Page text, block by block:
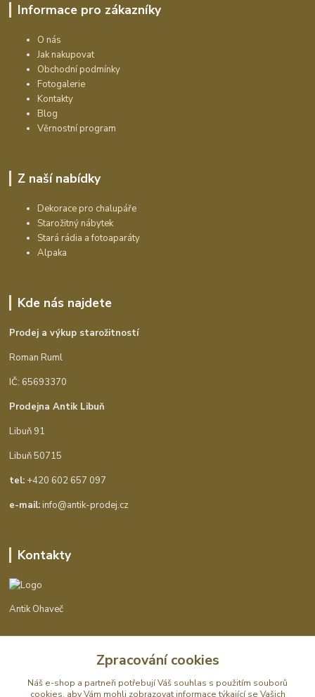
Informace pro zákazníky
O nás
Jak nakupovat
Obchodní podmínky
Fotogalerie
Kontakty
Blog
Věrnostní program
Z naší nabídky
Dekorace pro chalupáře
Starožitný nábytek
Stará rádia a fotoaparáty
Alpaka
Kde nás najdete
Prodej a výkup starožitností
Roman Ruml
IČ: 65693370
Prodejna Antik Libuň
Libuň 91
Libuň 50715
tel: +420 602 657 097
e-mail:info@antik-prodej.cz
Kontakty
Antik Ohaveč
info@antik-prodej.cz
Zpracování cookies
Náš e-shop a partneři potřebují Váš souhlas s použitím souborů
cookies, aby Vám mohli zobrazovat informace týkající se Vašich